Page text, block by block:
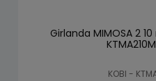
Girlanda MIMOSA 2
KOBI -